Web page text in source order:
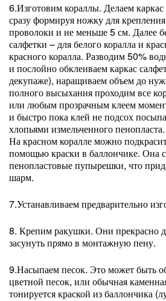
6.Изготовим кораллы. Делаем
сразу формируя ножку для
проволоки и не меньше 5 см. Далее
салфетки – для белого коралла и
красного коралла. Разводим 50%
и послойно обклеиваем каркас
декупаже), наращиваем объем до
полного высыхания проходим все
или любым прозрачным клеем
и быстро пока клей не подсох
хлопьями измельченного
На красном коралле можно
помощью краски в баллончике. Она
пенопластовые пупырешки, что
шарм.
7.Устанавливаем предварительно
8. Крепим ракушки. Они прекрасно
засунуть прямо в монтажную пену.
9.Насыпаем песок. Это может быть
цветной песок, или обычная
тонируется краской из баллончика